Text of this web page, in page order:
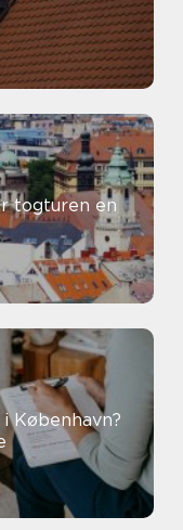
togturen en
København?